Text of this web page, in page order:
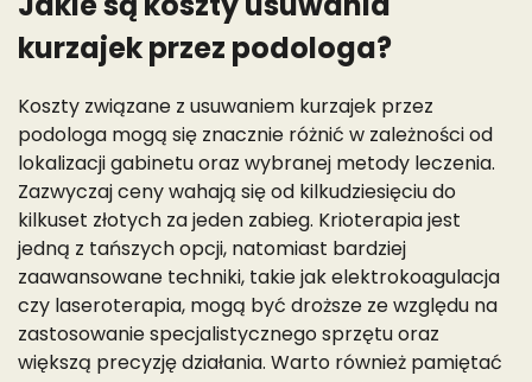
kurzajek przez podologa?
Koszty związane z usuwaniem kurzajek przez
podologa mogą się znacznie różnić w zależności od
lokalizacji gabinetu oraz wybranej metody leczenia.
Zazwyczaj ceny wahają się od kilkudziesięciu do
kilkuset złotych za jeden zabieg. Krioterapia jest
jedną z tańszych opcji, natomiast bardziej
zaawansowane techniki, takie jak elektrokoagulacja
czy laseroterapia, mogą być droższe ze względu na
zastosowanie specjalistycznego sprzętu oraz
większą precyzję działania. Warto również pamiętać